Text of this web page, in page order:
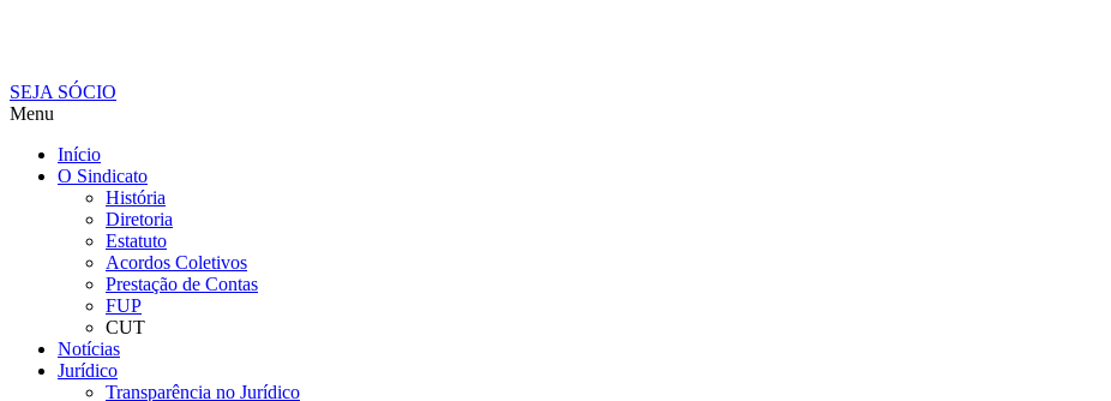
SEJA SÓCIO
Menu
Início
O Sindicato
História
Diretoria
Estatuto
Acordos Coletivos
Prestação de Contas
FUP
CUT
Notícias
Jurídico
Transparência no Jurídico